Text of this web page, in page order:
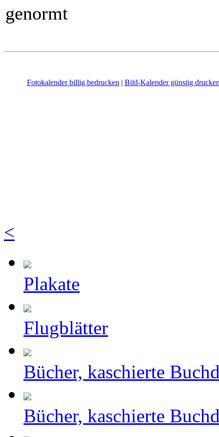
genormt
Fotokalender billig bedrucken | Bild-Kalender günstig
<
Plakate
Flugblätter
Bücher, kaschierte
Bücher, kaschierte